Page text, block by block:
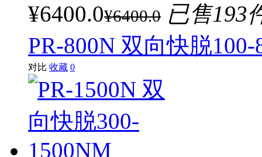
¥6400.0¥6400.0 已售193
PR-800N 双向快脱
对比 收藏 0